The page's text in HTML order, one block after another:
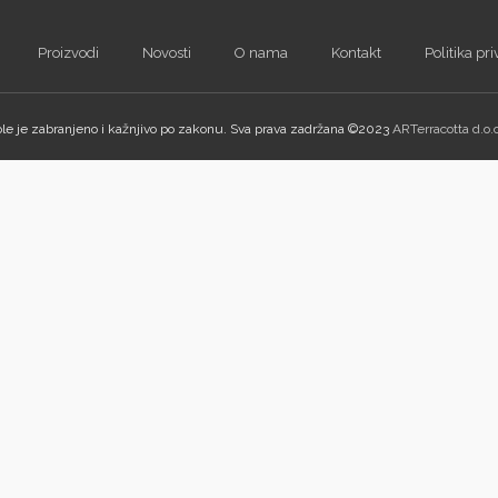
Proizvodi Novosti O nama Kontakt Politika
je zabranjeno i kažnjivo po zakonu. Sva prava zadržana ©2023 ARTerracotta